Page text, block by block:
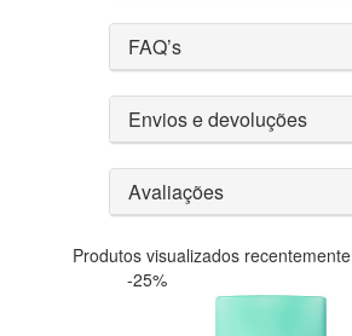
FAQ’s
Envios e devoluções
Avaliações
Produtos visualizados recentemente
-25%